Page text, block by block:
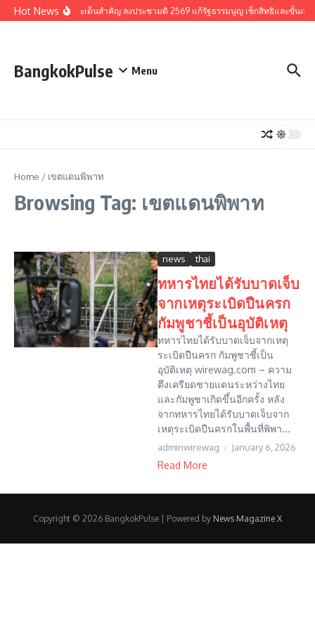
Skip to content
Hot Newsรวมประเด็นสำคัญ ลงประชามติ 2569 แก้รัฐธรรมนูญ เช็กสิทธิและขั้นตอ
BangkokPulse Menu
Home / เขตแดนพิพาท
Browsing Tag: เขตแดนพิพาท
news thai
ทหารไทยได้รับบาดเจ็บ
จากเหตุระเบิดปืนครก
กัมพูชาชี้เป็นอุบัติเหตุ
ทหารไทยได้รับบาดเจ็บจากเหตุ
ระเบิดปืนครก กัมพูชาชี้เป็น
อุบัติเหตุ wirewag.com – ความ
ตึงเครียดชายแดนระหว่างไทย
และกัมพูชาเกิดขึ้นอีกครั้ง หลัง
จากทหารไทยได้รับบาดเจ็บจาก
เหตุระเบิดปืนครกในพื้นที่พิพา...
adminwirewag January 6, 2026
Read More
Copyright © 2026 BangkokPulse | Powered by News Magazine X